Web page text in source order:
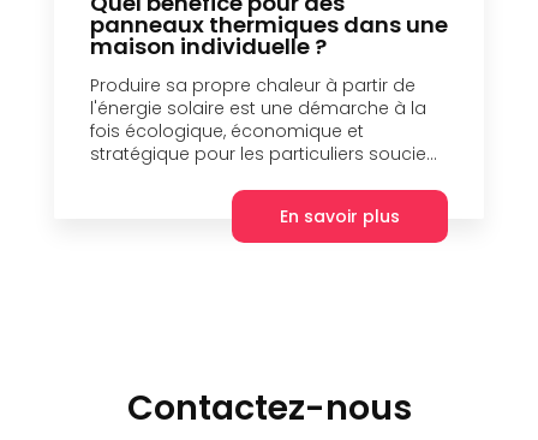
panneaux thermiques dans une
maison individuelle ?
Produire sa propre chaleur à partir de
l'énergie solaire est une démarche à la
fois écologique, économique et
stratégique pour les particuliers soucie...
En savoir plus
Contactez-nous